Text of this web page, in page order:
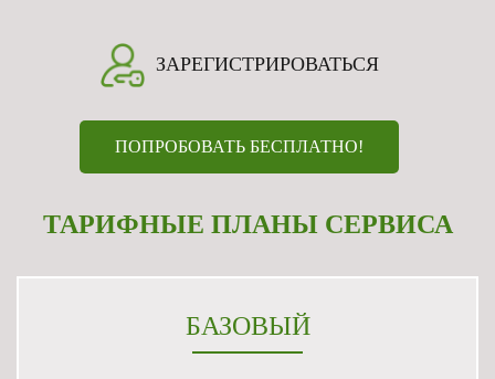
ЗАРЕГИСТРИРОВАТЬСЯ
ПОПРОБОВАТЬ БЕСПЛАТНО!
ТАРИФНЫЕ ПЛАНЫ СЕРВИСА
БАЗОВЫЙ